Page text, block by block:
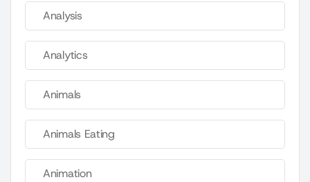
Analysis
Analytics
Animals
Animals Eating
Animation